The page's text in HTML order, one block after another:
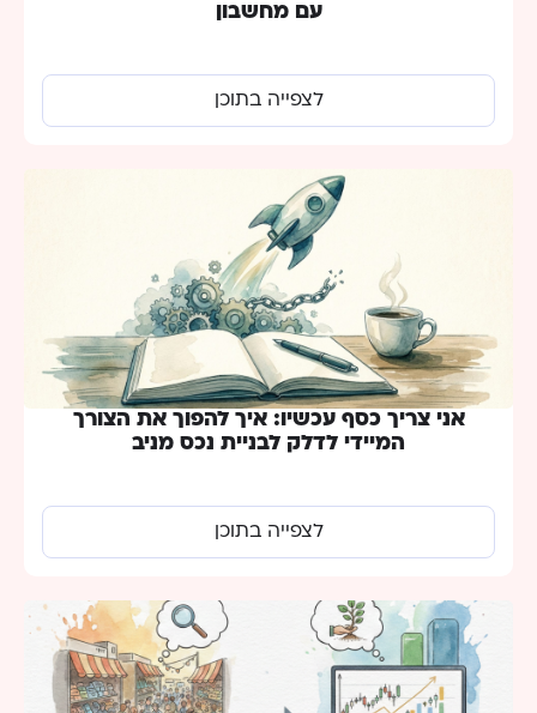
עם מחשבון
לצפייה בתוכן
אני צריך כסף עכשיו: איך להפוך את הצורך
המיידי לדלק לבניית נכס מניב
לצפייה בתוכן